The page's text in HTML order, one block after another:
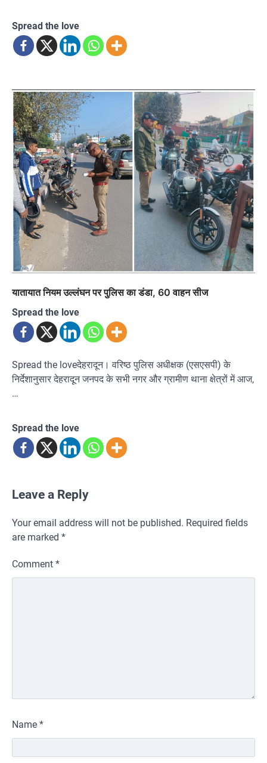
Spread the love
यातायात नियम उल्लंघन पर पुलिस का डंडा, 60 वाहन सीज
Spread the love
Spread the loveदेहरादून। वरिष्ठ पुलिस अधीक्षक (एसएसपी) के
निर्देशानुसार देहरादून जनपद के सभी नगर और ग्रामीण थाना क्षेत्रों में आज,
…
Spread the love
Leave a Reply
Your email address will not be published. Required fields
are marked *
Comment *
Name *